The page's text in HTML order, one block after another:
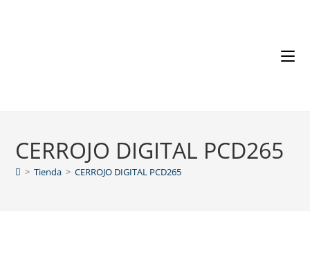
CERROJO DIGITAL PCD265
> Tienda > CERROJO DIGITAL PCD265